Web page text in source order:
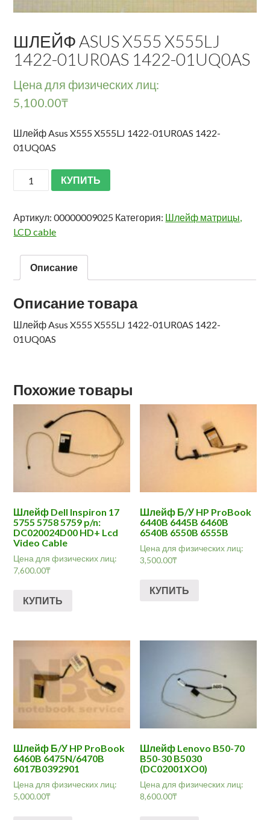
ШЛЕЙФ ASUS X555 X555LJ
1422-01UR0AS 1422-01UQ0AS
Цена для физических лиц:
5,100.00₸
Шлейф Asus X555 X555LJ 1422-01UR0AS 1422-
01UQ0AS
КУПИТЬ
Артикул:00000009025 Категория: Шлейф матрицы,
LCD cable
Описание
Описание товара
Шлейф Asus X555 X555LJ 1422-01UR0AS 1422-
01UQ0AS
Похожие товары
Шлейф Dell Inspiron 17
5755 5758 5759 p/n:
DC020024D00 HD+ Lcd
Video Cable
Цена для физических лиц:
7,600.00₸
КУПИТЬ
Шлейф Б/У HP ProBook
6440B 6445B 6460B
6540B 6550B 6555B
Цена для физических лиц:
3,500.00₸
КУПИТЬ
Шлейф Б/У HP ProBook
6460B 6475N/6470B
6017B0392901
Цена для физических лиц:
5,000.00₸
Шлейф Lenovo B50-70
B50-30 B5030
(DC02001XO0)
Цена для физических лиц:
8,600.00₸